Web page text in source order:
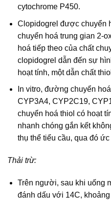
cytochrome P450.
Clopidogrel được chuyển
chuyển hoá trung gian 2-
hoá tiếp theo của chất
clopidogrel dẫn đến sự
hoạt tính, một dẫn chất
In vitro, đường chuyển
CYP3A4, CYP2C19,
chuyển hoá thiol có hoạt
nhanh chóng gắn kết
thụ thể tiểu cầu, qua đó
Thải trừ:
Trên người, sau khi uống
đánh dấu với 14C,